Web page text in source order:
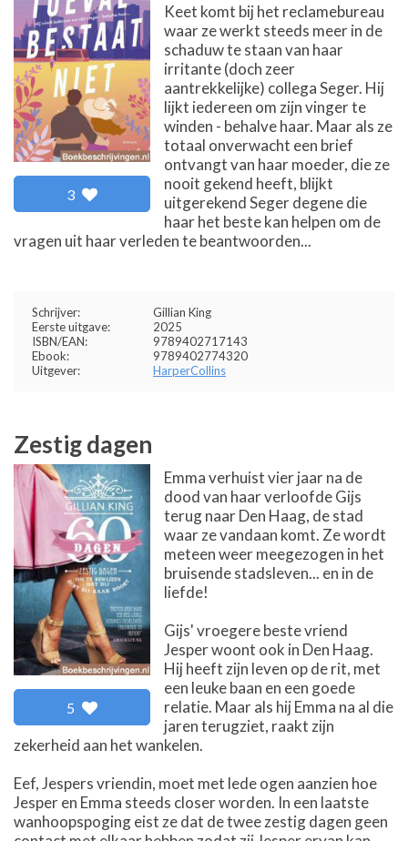
3
Keet komt bij het reclamebureau
waar ze werkt steeds meer in de
schaduw te staan van haar
irritante (doch zeer
aantrekkelijke) collega Seger. Hij
lijkt iedereen om zijn vinger te
winden - behalve haar. Maar als ze
totaal onverwacht een brief
ontvangt van haar moeder, die ze
nooit gekend heeft, blijkt
uitgerekend Seger degene die
haar het beste kan helpen om de
vragen uit haar verleden te beantwoorden...
Schrijver:
Gillian King
Eerste uitgave:
2025
ISBN/EAN:
9789402717143
Ebook:
9789402774320
Uitgever:
HarperCollins
Zestig dagen
5
Emma verhuist vier jaar na de
dood van haar verloofde Gijs
terug naar Den Haag, de stad
waar ze vandaan komt. Ze wordt
meteen weer meegezogen in het
bruisende stadsleven... en in de
liefde!
Gijs' vroegere beste vriend
Jesper woont ook in Den Haag.
Hij heeft zijn leven op de rit, met
een leuke baan en een goede
relatie. Maar als hij Emma na al die
jaren terugziet, raakt zijn
zekerheid aan het wankelen.
Eef, Jespers vriendin, moet met lede ogen aanzien hoe
Jesper en Emma steeds closer worden. In een laatste
wanhoopspoging eist ze dat de twee zestig dagen geen